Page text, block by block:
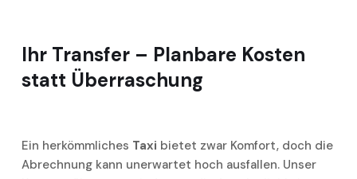
Ihr Transfer – Planbare Kosten
statt Überraschung
Ein herkömmliches Taxi bietet zwar Komfort, doch die
Abrechnung kann unerwartet hoch ausfallen. Unser